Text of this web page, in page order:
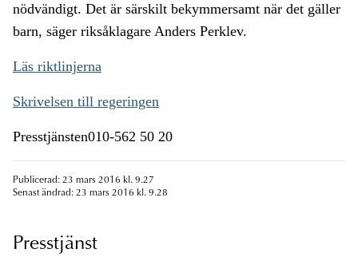
nödvändigt. Det är särskilt bekymmersamt när det gäller
barn, säger riksåklagare Anders Perklev.
Läs riktlinjerna
Skrivelsen till regeringen
Presstjänsten010-562 50 20
Publicerad: 23 mars 2016 kl. 9.27
Senast ändrad: 23 mars 2016 kl. 9.28
Presstjänst